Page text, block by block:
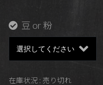
豆 or 粉
在庫状況 : 売り切れ